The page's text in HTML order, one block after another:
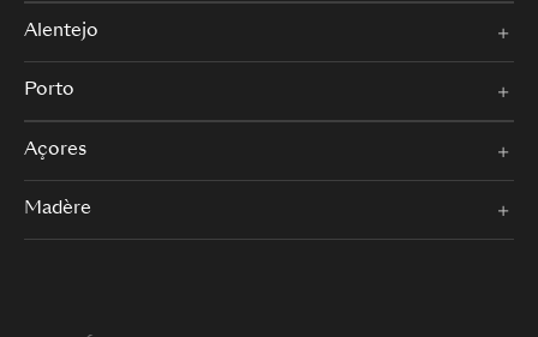
Alentejo
Porto
Açores
Madère